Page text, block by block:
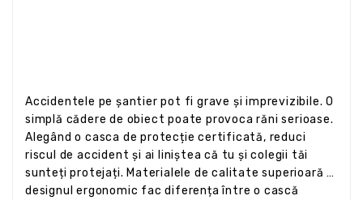
Accidentele pe șantier pot fi grave și imprevizibile. O
simplă cădere de obiect poate provoca răni serioase.
Alegând o casca de protecție certificată, reduci
riscul de accident și ai liniștea că tu și colegii tăi
sunteți protejați. Materialele de calitate superioară și
designul ergonomic fac diferența între o cască